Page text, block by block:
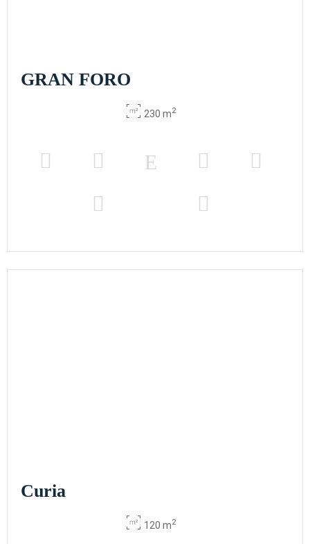
GRAN FORO
230 m2
Curia
120 m2